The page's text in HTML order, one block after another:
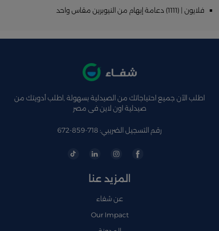
فلايون | (1111) دعامة إبهام من النيوبرين مقاس واحد
اطلب الآن جميع احتياجاتك من الصيدلية بسهولة ,اطلب أدويتك من
صيدلية اون لاين فى مصر
رقم التسجيل الضريبي: 718-859-672
المزيد عنا
عن شفاء
Our Impact